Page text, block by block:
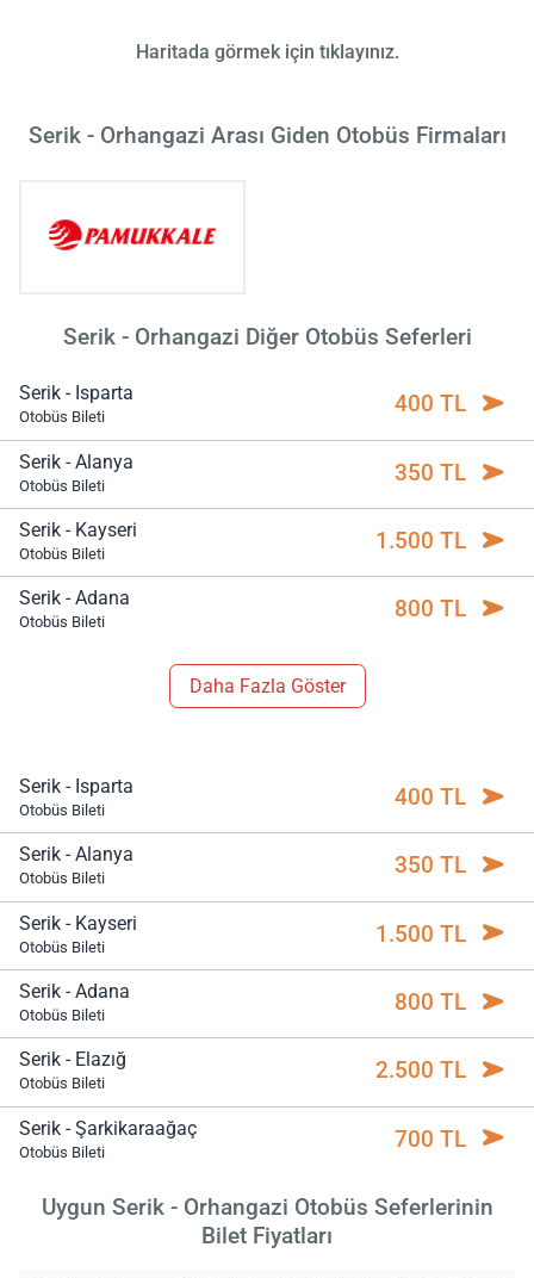
Haritada görmek için tıklayınız.
Serik - Orhangazi Arası Giden Otobüs Firmaları
Serik - Orhangazi Diğer Otobüs Seferleri
Serik - Isparta
Otobüs Bileti 400 TL
Serik - Alanya
Otobüs Bileti 350 TL
Serik - Kayseri
Otobüs Bileti 1.500 TL
Serik - Adana
Otobüs Bileti 800 TL
Daha Fazla Göster
Serik - Isparta
Otobüs Bileti 400 TL
Serik - Alanya
Otobüs Bileti 350 TL
Serik - Kayseri
Otobüs Bileti 1.500 TL
Serik - Adana
Otobüs Bileti 800 TL
Serik - Elazığ
Otobüs Bileti 2.500 TL
Serik - Şarkikaraağaç
Otobüs Bileti 700 TL
Uygun Serik - Orhangazi Otobüs Seferlerinin
Bilet Fiyatları